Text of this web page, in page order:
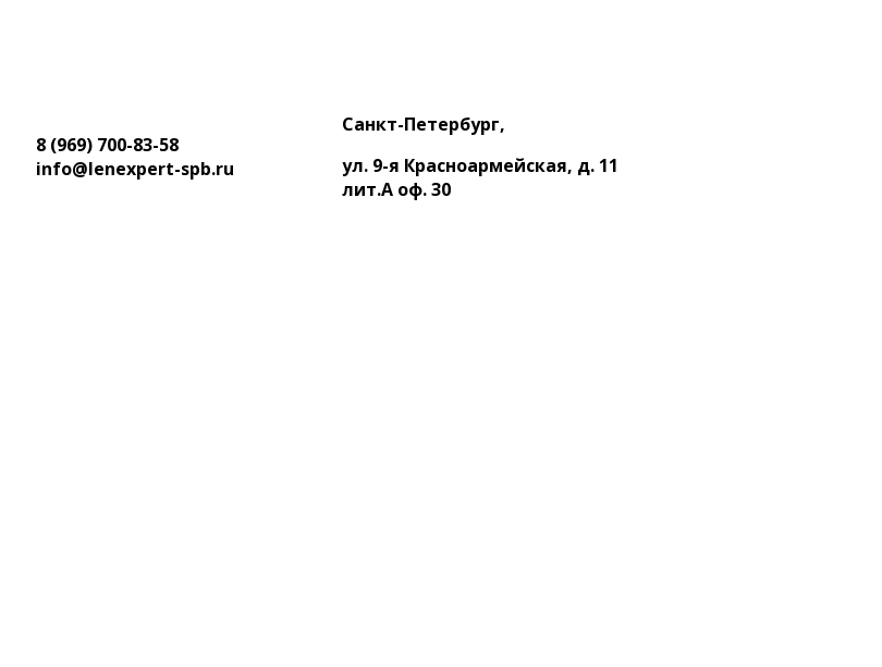
8 (969) 700-83-58
info@lenexpert-spb.ru
Санкт-Петербург,
ул. 9-я Красноармейская, д. 11
лит.А оф. 30